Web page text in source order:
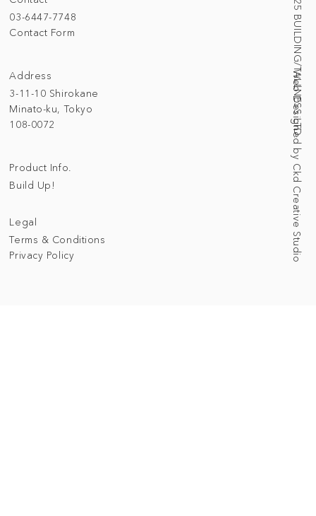
Address
3-11-10 Shirokane
Minato-ku, Tokyo
108-0072
© 2025 BUILDING/TALLNESS LTD.
Web Designed by Ckd Creative Studio
03-6447-7748
Contact Form
Legal
Terms & Conditions
Privacy Policy
Product Info.
Build Up!